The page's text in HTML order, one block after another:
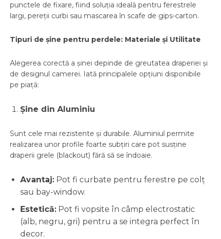
punctele de fixare, fiind soluția ideală pentru ferestrele
largi, pereții curbi sau mascarea în scafe de gips-carton.
Tipuri de șine pentru perdele: Materiale și Utilitate
Alegerea corectă a șinei depinde de greutatea draperiei și
de designul camerei. Iată principalele opțiuni disponibile
pe piață:
Șine din Aluminiu
Sunt cele mai rezistente și durabile. Aluminiul permite
realizarea unor profile foarte subțiri care pot susține
draperii grele (blackout) fără să se îndoaie.
Avantaj: Pot fi curbate pentru ferestre pe colț
sau bay-window.
Estetică: Pot fi vopsite în câmp electrostatic
(alb, negru, gri) pentru a se integra perfect în
decor.